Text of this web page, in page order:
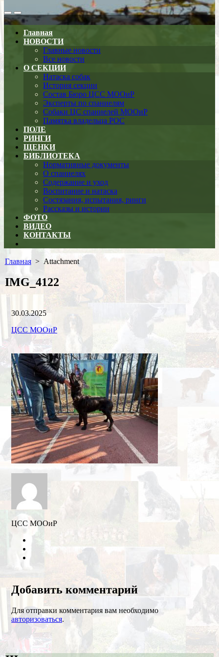
Search
Toggle
Меню
Главная
НОВОСТИ
Главные новости
Все новости
О СЕКЦИИ
Натаска собак
История секции
Состав Бюро ЦСС МООиР
Эксперты по спаниелям
Собаки ЦС спаниелей МООиР
Памятка владельца РОС
ПОЛЕ
РИНГИ
ЩЕНКИ
БИБЛИОТЕКА
Нормативные документы
О спаниелях
Содержание и уход
Воспитание и натаска
Состязания, испытания, ринги
Рассказы и истории
ФОТО
ВИДЕО
КОНТАКТЫ
menu
Главная> Attachment
IMG_4122
Дата
публикации
30.03.2025
Рубрики
Автор
ЦСС МООиР
ЦСС МООиР
Twitter
VK
Добавить комментарий
Для отправки комментария вам необходимо
авторизоваться.